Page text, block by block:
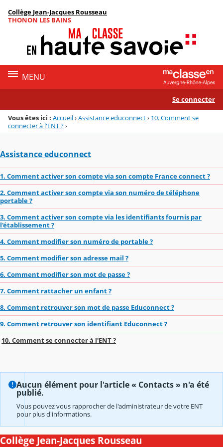
Menu de la rubrique
Contenu
Collège Jean-Jacques Rousseau
THONON LES BAINS
MENU
Se connecter
Vous êtes ici : Accueil›Assistance educonnect› 10. Comment se
connecter à l'ENT ?›
Assistance educonnect
1. Comment activer son compte via son compte France connect ?
2. Comment activer son compte via son numéro de téléphone
portable ?
3. Comment activer son compte via les identifiants fournis par
l'établissement ?
4. Comment modifier son numéro de portable ?
5. Comment modifier son adresse mail ?
6. Comment modifier son mot de passe ?
7. Comment rattacher un enfant ?
8. Comment retrouver son mot de passe Educonnect ?
9. Comment retrouver son identifiant Educonnect ?
10. Comment se connecter à l'ENT ?
Aucun élément pour l'article « Contacts » n'a été
publié.
Vous pouvez vous rapprocher de l'administrateur de votre ENT
pour plus d'informations.
Collège Jean-Jacques Rousseau